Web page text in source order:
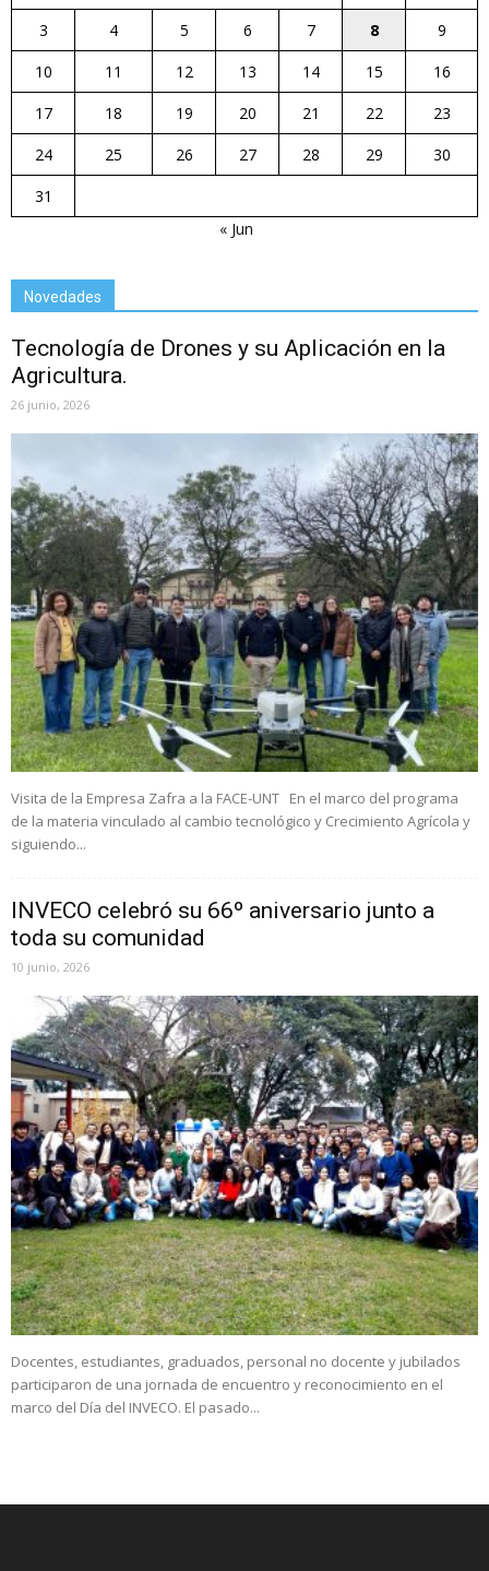
3
4 5 6 7 8
9
10
11 12 13 14 15
16
17
18 19 20 21 22
23
24
25 26 27 28 29
30
31
« Jun
Novedades
Tecnología de Drones y su Aplicación en la
Agricultura.
26 junio, 2026
Visita de la Empresa Zafra a la FACE-UNT En el marco del programa
de la materia vinculado al cambio tecnológico y Crecimiento Agrícola y
siguiendo...
INVECO celebró su 66º aniversario junto a
toda su comunidad
10 junio, 2026
Docentes, estudiantes, graduados, personal no docente y jubilados
participaron de una jornada de encuentro y reconocimiento en el
marco del Día del INVECO. El pasado...